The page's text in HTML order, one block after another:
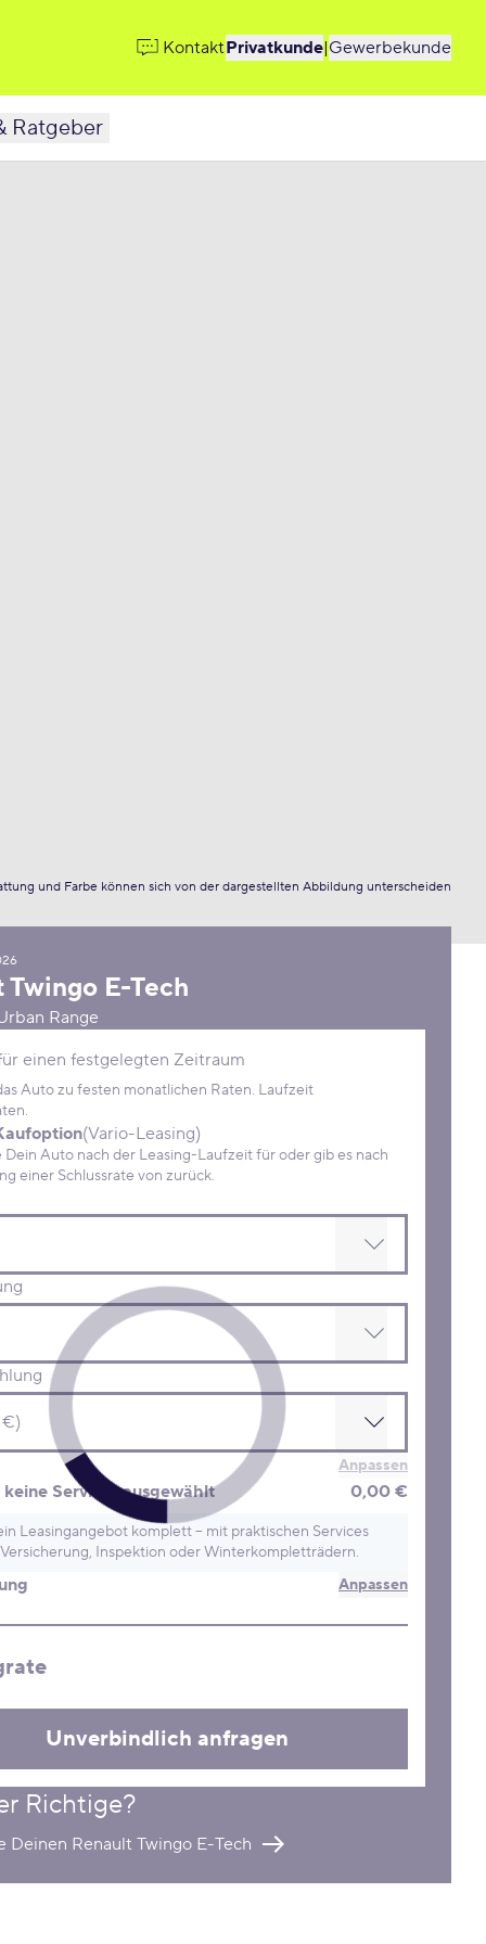
KontaktPrivatkunde|Gewerbekunde
Ratgeber
und Farbe können sich von der dargestellten Abbildung unterscheiden
Twingo E-Tech
Range
einen festgelegten Zeitraum
Auto zu festen monatlichen Raten. Laufzeit
(Vario-Leasing)
Auto nach der Leasing-Laufzeit für oder gib es nach
Zahlung einer Schlussrate von zurück.
Anpassen
Services ausgewählt 0,00 €
Leasingangebot komplett – mit praktischen Services
Inspektion oder Winterkompletträdern.
Anpassen
Unverbindlich anfragen
Richtige?
Deinen Renault Twingo E-Tech